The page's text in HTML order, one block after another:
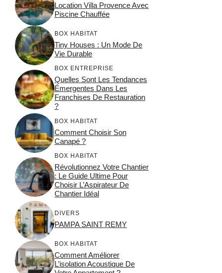
Location Villa Provence Avec
Piscine Chauffée
BOX HABITAT
Tiny Houses : Un Mode De
Vie Durable
BOX ENTREPRISE
Quelles Sont Les Tendances
Émergentes Dans Les
Franchises De Restauration
?
BOX HABITAT
Comment Choisir Son
Canapé ?
BOX HABITAT
Révolutionnez Votre Chantier
: Le Guide Ultime Pour
Choisir L’Aspirateur De
Chantier Idéal
DIVERS
PAMPA SAINT REMY
BOX HABITAT
Comment Améliorer
L’isolation Acoustique De